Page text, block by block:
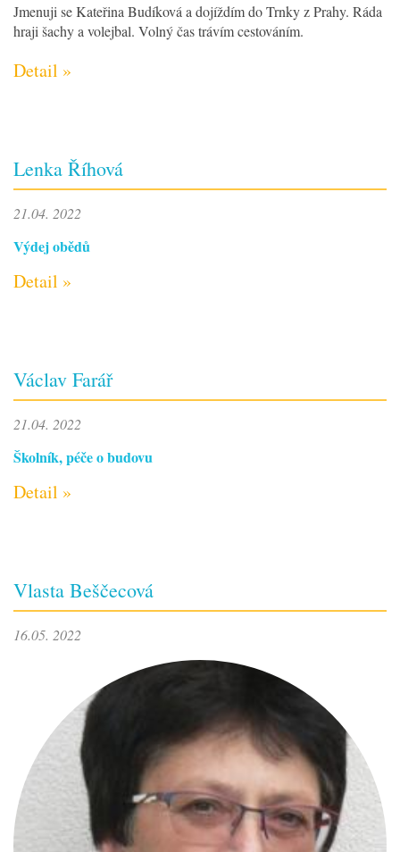
Jmenuji se Kateřina Budíková a dojíždím do Trnky z Prahy. Ráda
hraji šachy a volejbal. Volný čas trávím cestováním.
Detail »
Lenka Říhová
21.04. 2022
Výdej obědů
Detail »
Václav Farář
21.04. 2022
Školník, péče o budovu
Detail »
Vlasta Beščecová
16.05. 2022